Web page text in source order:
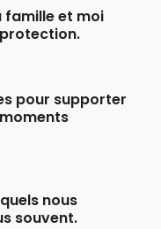
famille et moi
pour supporter
nous
souvent.